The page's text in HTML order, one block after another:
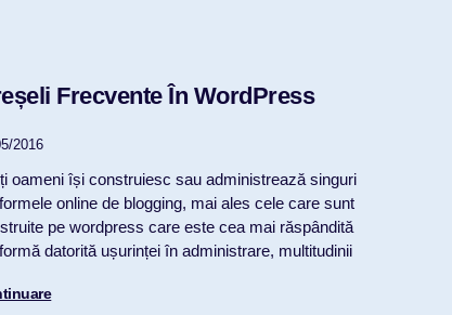
Frecvente În WordPress
2016
oameni își construiesc sau administrează singuri
online de blogging, mai ales cele care sunt
pe wordpress care este cea mai răspândită
datorită ușurinței în administrare, multitudinii